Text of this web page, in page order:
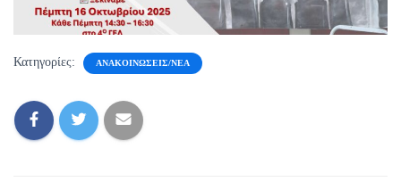
Κατηγορίες: ΑΝΑΚΟΙΝΏΣΕΙΣ/ΝΈΑ